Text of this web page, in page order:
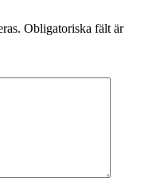
Obligatoriska fält är